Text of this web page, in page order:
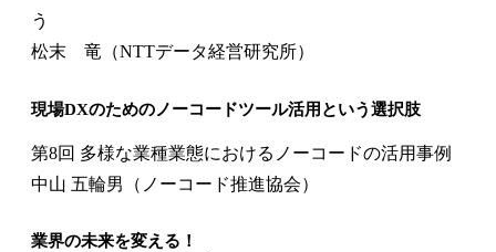
う
松末 竜（NTTデータ経営研究所）
現場DXのためのノーコードツール活用という選択肢
第8回 多様な業種業態におけるノーコードの活用事例
中山 五輪男（ノーコード推進協会）
業界の未来を変える！